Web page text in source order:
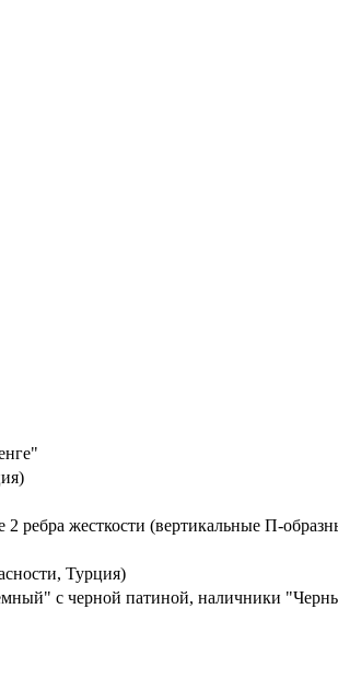
ребра жесткости (вертикальные П-
Турция)
с черной патиной, наличники